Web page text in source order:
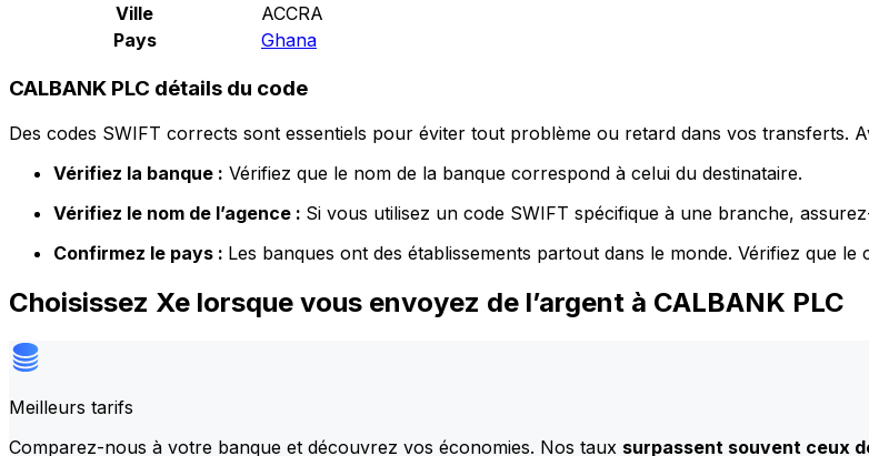
Ville
ACCRA
Pays
Ghana
CALBANK PLC détails du code
Des codes SWIFT corrects sont essentiels pour éviter tout problème ou retard dans vos transferts.
Vérifiez la banque : Vérifiez que le nom de la banque correspond à celui du destinataire.
Vérifiez le nom de l’agence : Si vous utilisez un code SWIFT spécifique à une branche,
Confirmez le pays : Les banques ont des établissements partout dans le monde. Vérifiez que
Choisissez Xe lorsque vous envoyez de l’argent à CALBANK PLC
Meilleurs tarifs
Comparez-nous à votre banque et découvrez vos économies. Nos taux surpassent souvent ceux